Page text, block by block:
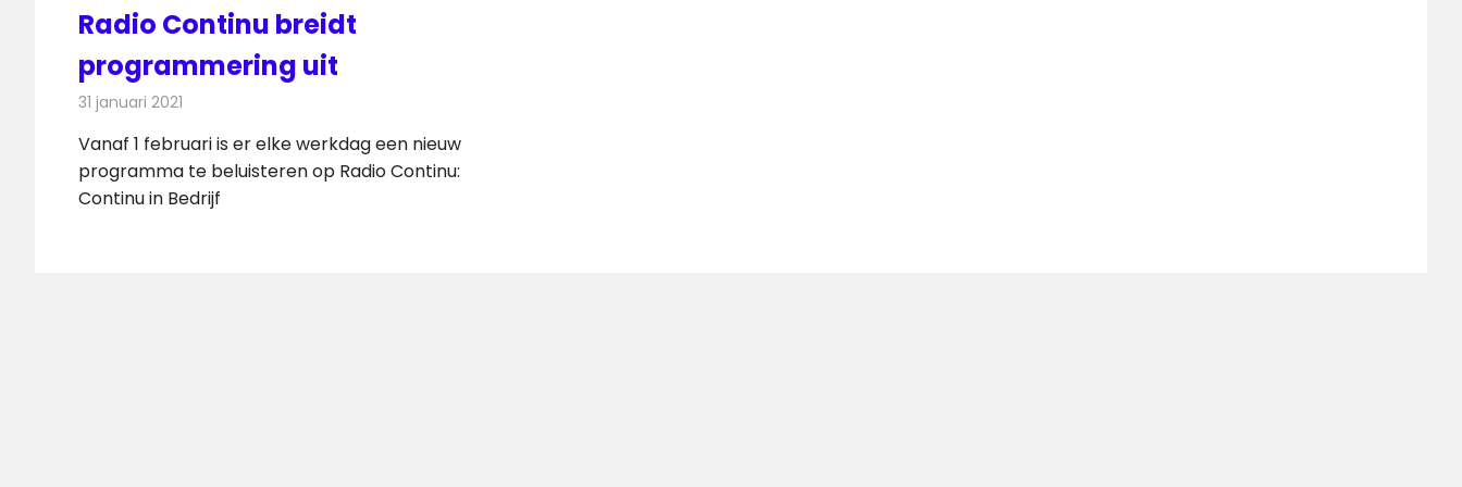
Radio Continu breidt
programmering uit
31 januari 2021
Vanaf 1 februari is er elke werkdag een nieuw
programma te beluisteren op Radio Continu:
Continu in Bedrijf